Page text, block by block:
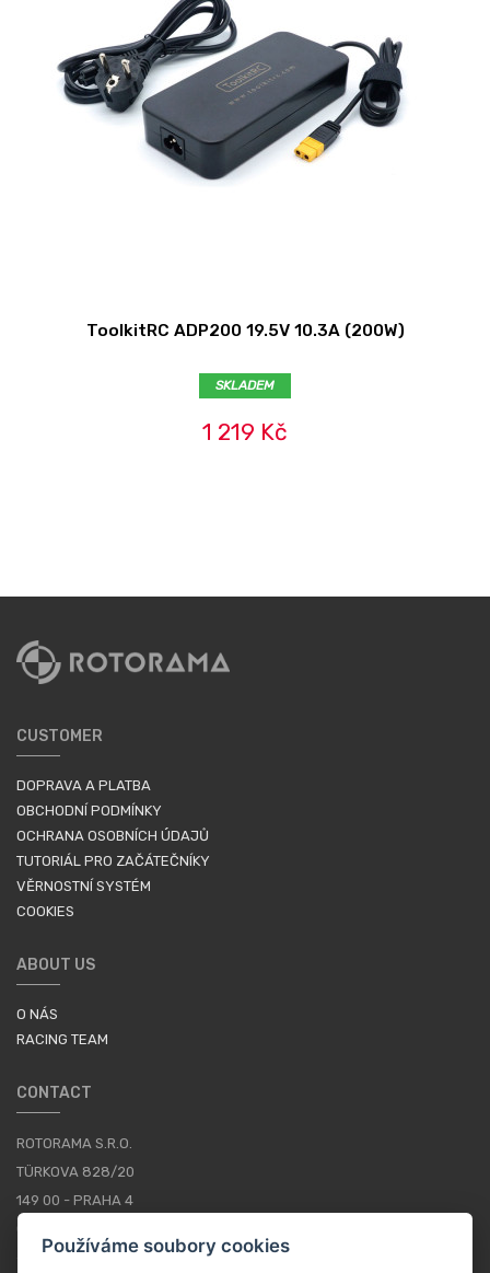
ToolkitRC ADP200 19.5V 10.3A (200W)
SKLADEM
1 219 Kč
CUSTOMER
DOPRAVA A PLATBA
OBCHODNÍ PODMÍNKY
OCHRANA OSOBNÍCH ÚDAJŮ
TUTORIÁL PRO ZAČÁTEČNÍKY
VĚRNOSTNÍ SYSTÉM
COOKIES
ABOUT US
O NÁS
RACING TEAM
CONTACT
ROTORAMA S.R.O.
TÜRKOVA 828/20
149 00 - PRAHA 4
+420 252 252 098
Používáme soubory cookies